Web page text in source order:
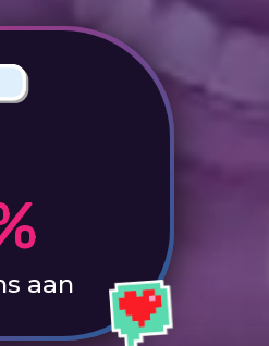
aan